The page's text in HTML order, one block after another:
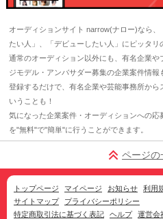
オーディションサイト narrow(ナロー)なら
たい人」、「デビューしたい人」にピッタリ
通常のオーディション以外にも、有名企業
ジモデル・アンバサダー募集の企業案件情報
登録するだけで、有名企業や芸能事務所か
いうことも！
気になった企業案件・オーディションへの
を"無料"で"簡単"に行うことができます。
ページの
トップページ マイページ お知らせ
利用
サイトマップ
プライバシーポリシー
特定商取引法に基づく表記
ヘルプ 運営会